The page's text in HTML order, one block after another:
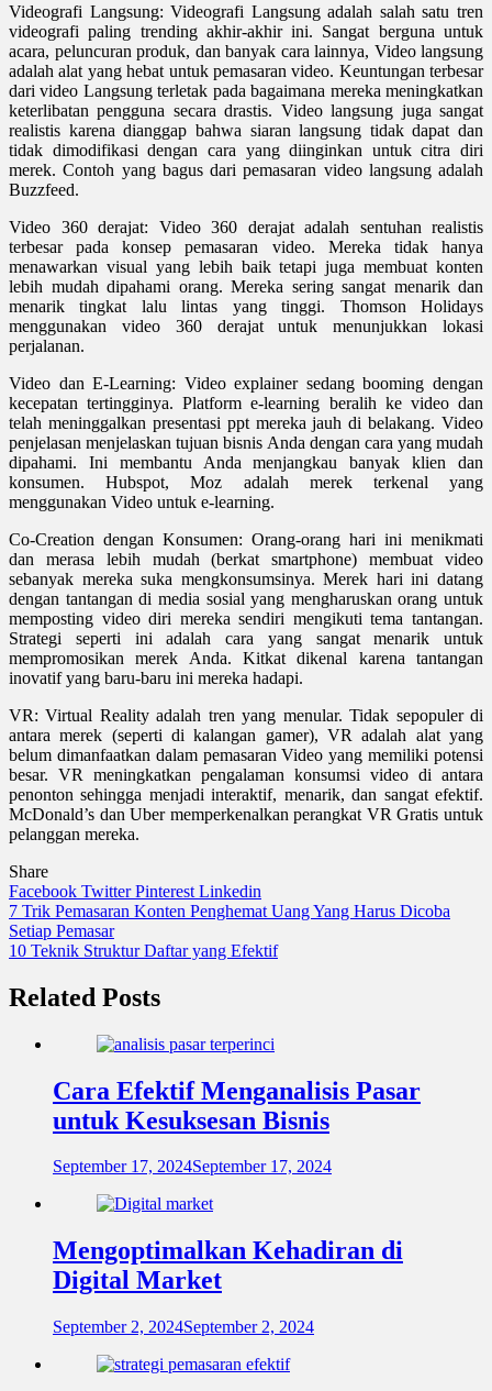
Videografi Langsung: Videografi Langsung adalah salah satu tren
videografi paling trending akhir-akhir ini. Sangat berguna untuk
acara, peluncuran produk, dan banyak cara lainnya, Video langsung
adalah alat yang hebat untuk pemasaran video. Keuntungan terbesar
dari video Langsung terletak pada bagaimana mereka meningkatkan
keterlibatan pengguna secara drastis. Video langsung juga sangat
realistis karena dianggap bahwa siaran langsung tidak dapat dan
tidak dimodifikasi dengan cara yang diinginkan untuk citra diri
merek. Contoh yang bagus dari pemasaran video langsung adalah
Buzzfeed.
Video 360 derajat: Video 360 derajat adalah sentuhan realistis
terbesar pada konsep pemasaran video. Mereka tidak hanya
menawarkan visual yang lebih baik tetapi juga membuat konten
lebih mudah dipahami orang. Mereka sering sangat menarik dan
menarik tingkat lalu lintas yang tinggi. Thomson Holidays
menggunakan video 360 derajat untuk menunjukkan lokasi
perjalanan.
Video dan E-Learning: Video explainer sedang booming dengan
kecepatan tertingginya. Platform e-learning beralih ke video dan
telah meninggalkan presentasi ppt mereka jauh di belakang. Video
penjelasan menjelaskan tujuan bisnis Anda dengan cara yang mudah
dipahami. Ini membantu Anda menjangkau banyak klien dan
konsumen. Hubspot, Moz adalah merek terkenal yang
menggunakan Video untuk e-learning.
Co-Creation dengan Konsumen: Orang-orang hari ini menikmati
dan merasa lebih mudah (berkat smartphone) membuat video
sebanyak mereka suka mengkonsumsinya. Merek hari ini datang
dengan tantangan di media sosial yang mengharuskan orang untuk
memposting video diri mereka sendiri mengikuti tema tantangan.
Strategi seperti ini adalah cara yang sangat menarik untuk
mempromosikan merek Anda. Kitkat dikenal karena tantangan
inovatif yang baru-baru ini mereka hadapi.
VR: Virtual Reality adalah tren yang menular. Tidak sepopuler di
antara merek (seperti di kalangan gamer), VR adalah alat yang
belum dimanfaatkan dalam pemasaran Video yang memiliki potensi
besar. VR meningkatkan pengalaman konsumsi video di antara
penonton sehingga menjadi interaktif, menarik, dan sangat efektif.
McDonald’s dan Uber memperkenalkan perangkat VR Gratis untuk
pelanggan mereka.
Share
Facebook TwitterPinterest Linkedin
Navigasi
pos
7 Trik Pemasaran Konten Penghemat Uang Yang Harus Dicoba
Setiap Pemasar
10 Teknik Struktur Daftar yang Efektif
Related Posts
Cara Efektif Menganalisis Pasar
untuk Kesuksesan Bisnis
September 17, 2024September 17, 2024
Mengoptimalkan Kehadiran di
Digital Market
September 2, 2024September 2, 2024